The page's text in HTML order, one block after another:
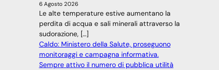
6 Agosto 2026
Le alte temperature estive aumentano la
perdita di acqua e sali minerali attraverso la
sudorazione, […]
Caldo: Ministero della Salute, proseguono
monitoraggi e campagna informativa.
Sempre attivo il numero di pubblica utilità